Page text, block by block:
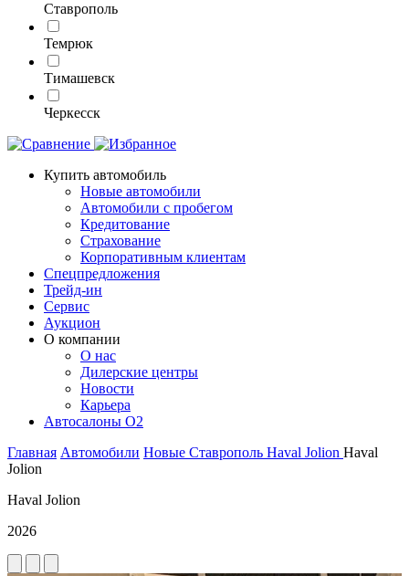
Ставрополь
Темрюк
Тимашевск
Черкесск
Купить автомобиль
Новые автомобили
Автомобили с пробегом
Кредитование
Страхование
Корпоративным клиентам
Спецпредложения
Трейд-ин
Сервис
Аукцион
О компании
О нас
Дилерские центры
Новости
Карьера
Автосалоны O2
Главная Автомобили Новые Ставрополь Haval Jolion Haval
Jolion
Haval Jolion
2026